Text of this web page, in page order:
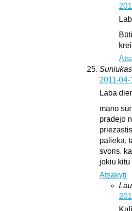
2011-
Laba
mano
pradejo
palieka,
svoris.
jokiu kitu
Atsakyti